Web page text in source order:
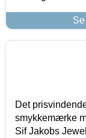
Det
smykkemærke
Sif Jakobs